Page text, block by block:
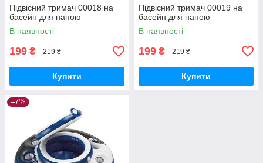
Підвісний тримач 00018 на
басейн для напою
В наявності
199 ₴ 219 ₴
Купити
Підвісний тримач 00019 на
басейн для напою
В наявності
199 ₴ 219 ₴
Купити
–7%